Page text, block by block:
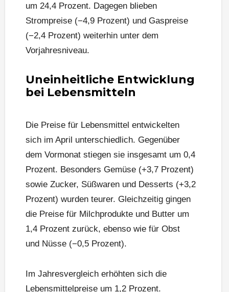
um 24,4 Prozent. Dagegen blieben
Strompreise (−4,9 Prozent) und Gaspreise
(−2,4 Prozent) weiterhin unter dem
Vorjahresniveau.
Uneinheitliche Entwicklung
bei Lebensmitteln
Die Preise für Lebensmittel entwickelten
sich im April unterschiedlich. Gegenüber
dem Vormonat stiegen sie insgesamt um 0,4
Prozent. Besonders Gemüse (+3,7 Prozent)
sowie Zucker, Süßwaren und Desserts (+3,2
Prozent) wurden teurer. Gleichzeitig gingen
die Preise für Milchprodukte und Butter um
1,4 Prozent zurück, ebenso wie für Obst
und Nüsse (−0,5 Prozent).
Im Jahresvergleich erhöhten sich die
Lebensmittelpreise um 1,2 Prozent.